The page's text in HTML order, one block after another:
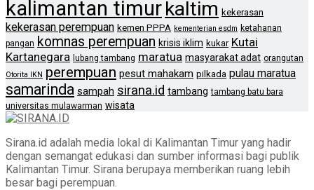
kalimantan timurkaltim kekerasan
kekerasan perempuan kemen PPPA kementerian esdm ketahanan
pangan komnas perempuan krisis iklim kukar Kutai
Kartanegara lubang tambang maratua masyarakat adat orangutan
Otorita IKN perempuan pesut mahakam pilkada pulau maratua
samarinda sampah sirana.id tambang tambang batu bara
universitas mulawarman wisata
Sirana.id adalah media lokal di Kalimantan Timur yang hadir
dengan semangat edukasi dan sumber informasi bagi publik
Kalimantan Timur. Sirana berupaya memberikan ruang lebih
besar bagi perempuan.